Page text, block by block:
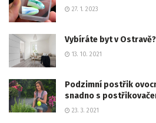
27. 1. 2023
Vybíráte byt v
13. 10. 2021
Podzimní postřik
snadno s
23. 3. 2021